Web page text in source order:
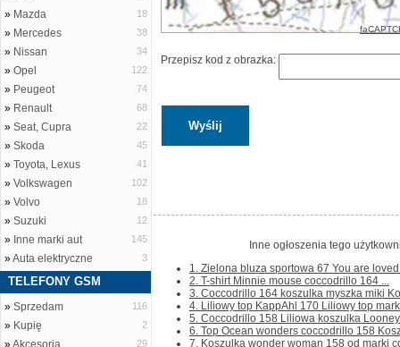
» Mazda 18
» Mercedes 38
» Nissan 34
» Opel 122
» Peugeot 74
» Renault 68
» Seat, Cupra 22
» Skoda 45
» Toyota, Lexus 41
» Volkswagen 102
» Volvo 18
» Suzuki 12
» Inne marki aut 145
»Auta elektryczne 3
TELEFONY GSM
» Sprzedam 116
» Kupię 2
»Akcesoria 29
Przepisz kod z obrazka:
Inne ogłoszenia tego
1. Zielona bluza sportowa 67 You are
2. T-shirt Minnie mouse coccodrillo 164 ...
3. Coccodrillo 164 koszulka myszka miki
4. Liliowy top KappAhl 170 Liliowy top
5. Coccodrillo 158 Liliowa koszulka
6. Top Ocean wonders coccodrillo 158
7. Koszulka wonder woman 158 od marki